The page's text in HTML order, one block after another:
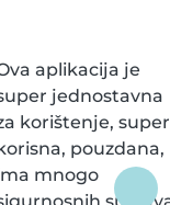
aplikacija je
jednostavna
korištenje, super
pouzdana,
mnogo